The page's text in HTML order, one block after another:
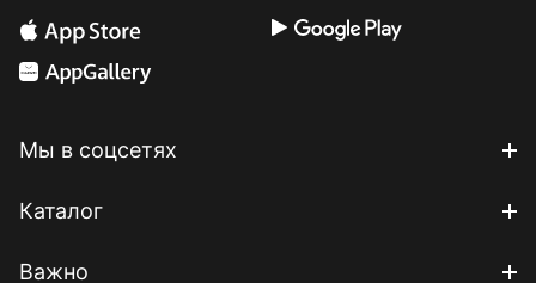
Мы в соцсетях
Каталог
Важно